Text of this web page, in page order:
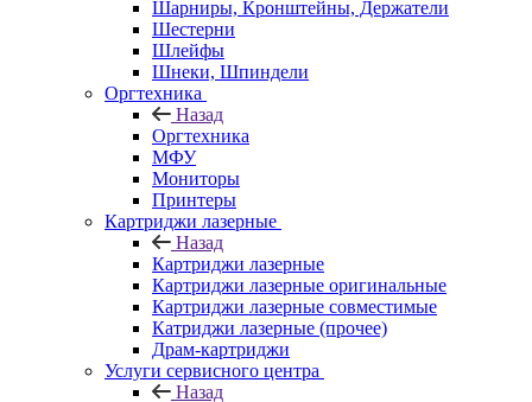
Шарниры, Кронштейны, Держатели
Шестерни
Шлейфы
Шнеки, Шпиндели
Оргтехника
Назад
Оргтехника
МФУ
Мониторы
Принтеры
Картриджи лазерные
Назад
Картриджи лазерные
Картриджи лазерные оригинальные
Картриджи лазерные совместимые
Катриджи лазерные (прочее)
Драм-картриджи
Услуги сервисного центра
Назад